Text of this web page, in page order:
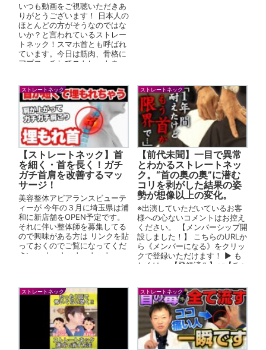
いつも動画をご視聴いただきあ
りがとうございます！ 日本人の
ほとんどの方がそうなのではな
いか？と言われているストレー
トネック！スマホ首とも呼ばれ
ています。今日は筋肉、骨格に
アプローチしてストレートネッ
ストレートネック
【ストレートネック】首
を細く・首を長く！ガチ
ガチ首肩を改善するマッ
サージ！
美容整体アピアランスビューテ
ィーが 今年の３月に埼玉県は浦
和に新店舗をOPEN予定です。
それに伴い整体師を募集してる
ので興味がある方は リンクを貼
っておくのでご覧になってくだ
さい。 ↓ ↓ ↓ ↓ ↓
ストレートネック
【前代未聞】一目で異常
とわかるストレートネッ
ク。“首の奥の奥”に潜む
コリを剥がした結果の姿
勢が想像以上の変化。
※出演していただいているお客
様への心ないコメントはお控え
ください。 【メンバーシップ開
設しました！】 こちらのURLか
ら《メンバーになる》をクリッ
クで登録いただけます！ ▶︎ も
しくは、 【登録済み】or【チャ
ストレートネック ストレートネック